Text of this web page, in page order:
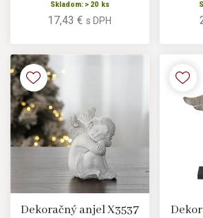
Skladom: > 20 ks
17,43 €s DPH
Dekoračný anjel X3537